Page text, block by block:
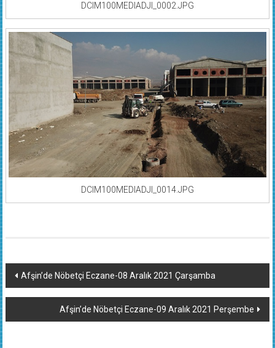
DCIM100MEDIADJI_0002.JPG
DCIM100MEDIADJI_0014.JPG
Yazı
dolaşımı
Afşin’de Nöbetçi Eczane-08 Aralık 2021 Çarşamba
Afşin’de Nöbetçi Eczane-09 Aralık 2021 Perşembe